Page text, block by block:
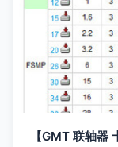
【GMT 联轴器